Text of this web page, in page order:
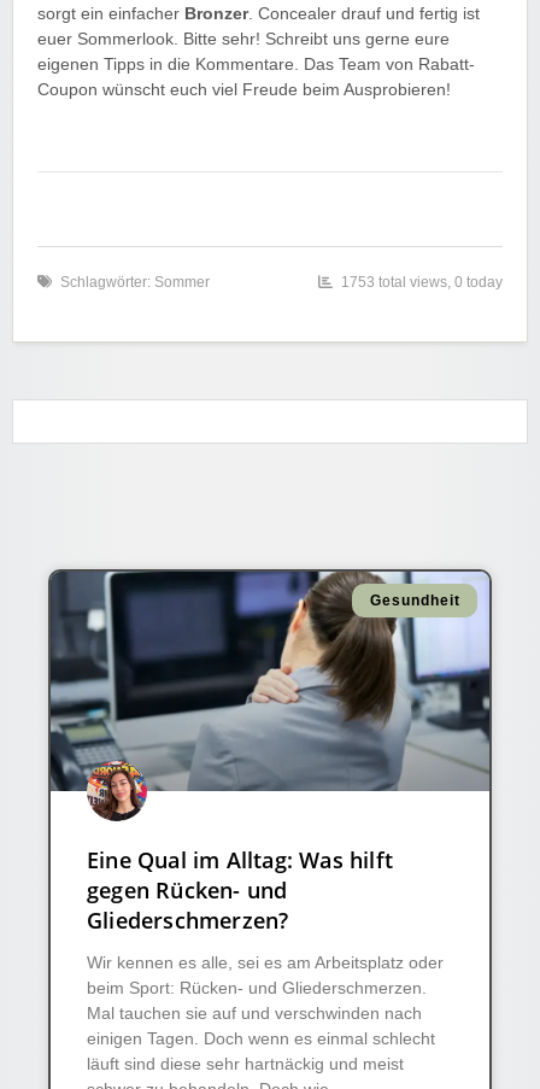
sorgt ein einfacher Bronzer. Concealer drauf und fertig ist
euer Sommerlook. Bitte sehr! Schreibt uns gerne eure
eigenen Tipps in die Kommentare. Das Team von Rabatt-
Coupon wünscht euch viel Freude beim Ausprobieren!
Schlagwörter: Sommer 1753 total views, 0 today
Gesundheit
Eine Qual im Alltag: Was hilft
gegen Rücken- und
Gliederschmerzen?
Wir kennen es alle, sei es am Arbeitsplatz oder
beim Sport: Rücken- und Gliederschmerzen.
Mal tauchen sie auf und verschwinden nach
einigen Tagen. Doch wenn es einmal schlecht
läuft sind diese sehr hartnäckig und meist